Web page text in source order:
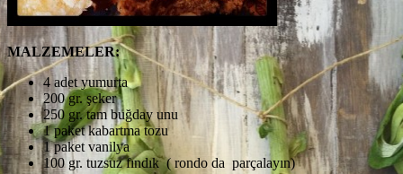
MALZEMELER:
4 adet yumurta
200 gr. şeker
250 gr. tam buğday unu
1 paket kabartma tozu
1 paket vanilya
100 gr. tuzsuz fındık ( rondo da parçalayın)